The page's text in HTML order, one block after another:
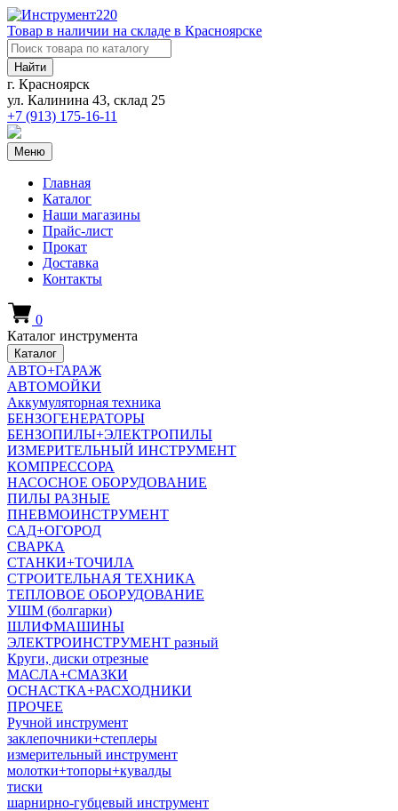
Товар в наличии на складе в Красноярске
Найти
г. Красноярск
ул. Калинина 43, склад 25
+7 (913) 175-16-11
Меню
Главная
Каталог
Наши магазины
Прайс-лист
Прокат
Доставка
Контакты
0
Каталог инструмента
Каталог
АВТО+ГАРАЖ
АВТОМОЙКИ
Аккумуляторная техника
БЕНЗОГЕНЕРАТОРЫ
БЕНЗОПИЛЫ+ЭЛЕКТРОПИЛЫ
ИЗМЕРИТЕЛЬНЫЙ ИНСТРУМЕНТ
КОМПРЕССОРА
НАСОСНОЕ ОБОРУДОВАНИЕ
ПИЛЫ РАЗНЫЕ
ПНЕВМОИНСТРУМЕНТ
САД+ОГОРОД
СВАРКА
СТАНКИ+ТОЧИЛА
СТРОИТЕЛЬНАЯ ТЕХНИКА
ТЕПЛОВОЕ ОБОРУДОВАНИЕ
УШМ (болгарки)
ШЛИФМАШИНЫ
ЭЛЕКТРОИНСТРУМЕНТ разный
Круги, диски отрезные
МАСЛА+СМАЗКИ
ОСНАСТКА+РАСХОДНИКИ
ПРОЧЕЕ
Ручной инструмент
заклепочники+степлеры
измерительный инструмент
молотки+топоры+кувалды
тиски
шарнирно-губцевый инструмент